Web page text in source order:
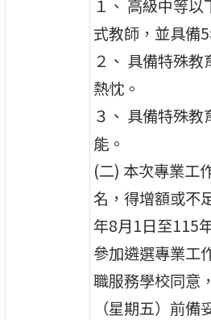
１、 高級中等
式教師，並具備
２、 具備特殊
熱忱。
３、 具備特殊
能。
(二) 本次專業工
名，得增額或不
年8月1日至115
參加遴選專業工
職服務學校同意
（星期五）前